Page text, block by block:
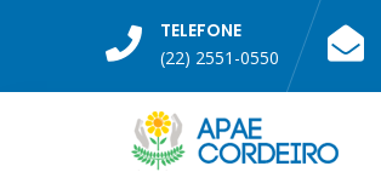
TELEFONE
(22) 2551-0550